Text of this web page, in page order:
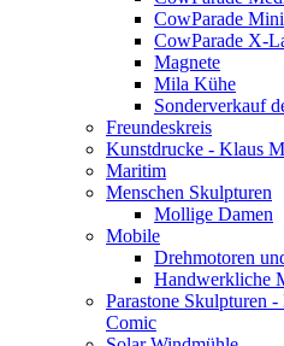
CowParade Mini
CowParade X-
Magnete
Mila Kühe
Sonderverkauf
Freundeskreis
Kunstdrucke - Klaus
Maritim
Menschen Skulpturen
Mollige Damen
Mobile
Drehmotoren
Handwerkliche
Parastone Skulpturen
Comic